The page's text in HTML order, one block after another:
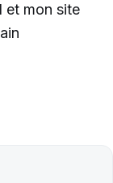
et mon site